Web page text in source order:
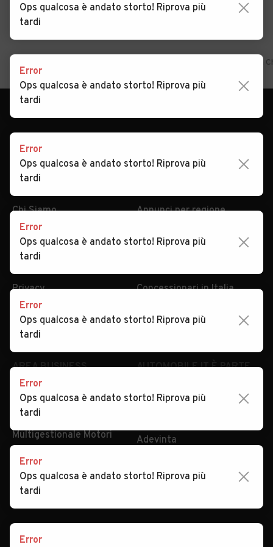
Auto usate in vendita
Chi Siamo
Serve aiuto?
Dati identificativi
Privacy
Impostazioni Privacy
Security
Annunci per regione
Tutte le auto usate
Concessionari in Italia
Valutazione auto
AREA BUSINESS
Registrazione
concessionario
Multigestionale Motori
AUTOMOBILE.IT È PARTE
subito.it
Adevinta
SEGUICI
Copyright © 2023 Marktplaats B.V. Tutti i diritti riservati.
Ops qualcosa è andato storto! Riprova più
tardi
Error
Ops qualcosa è andato storto! Riprova più
tardi
Error
Ops qualcosa è andato storto! Riprova più
tardi
Error
Ops qualcosa è andato storto! Riprova più
tardi
Error
Ops qualcosa è andato storto! Riprova più
tardi
Error
Ops qualcosa è andato storto! Riprova più
tardi
Error
Ops qualcosa è andato storto! Riprova più
tardi
Error